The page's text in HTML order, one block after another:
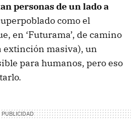
personas de un lado a
como el
en ‘Futurama’, de camino
extinción masiva), un
para humanos, pero eso